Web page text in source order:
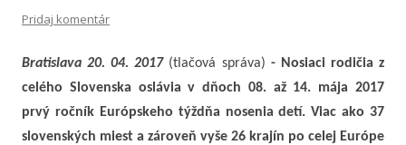
Pridaj komentár
Bratislava 20. 04. 2017 (tlačová správa) - Nosiaci rodičia z
celého Slovenska oslávia v dňoch 08. až 14. mája 2017
prvý ročník Európskeho týždňa nosenia detí. Viac ako 37
slovenských miest a zároveň vyše 26 krajín po celej Európe